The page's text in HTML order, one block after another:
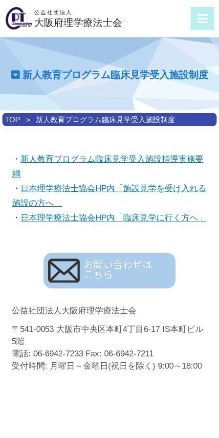
公益社団法人
大阪府理学療法士会
新人教育プログラム臨床見学受入施設制度
TOP 新人教育プログラム臨床見学受入施設制度
・ 新人教育プログラム臨床見学受入施設指導実施要
綱
・ 日本理学療法士協会HP内「施設見学を受け入れる
施設の方へ」
・ 日本理学療法士協会HP内「臨床見学に行く方へ」
公益社団法人大阪府理学療法士会
〒541-0053 大阪市中央区本町4丁目6-17 IS本町ビル
5階
電話: 06-6942-7233 Fax: 06-6942-7211
受付時間: 月曜日～金曜日(祝日を除く) 9:00～18:00